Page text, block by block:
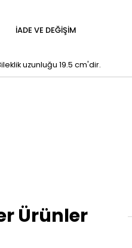
İADE VE DEĞIŞIM
uzunluğu 19.5 cm'dir.
Ürünler